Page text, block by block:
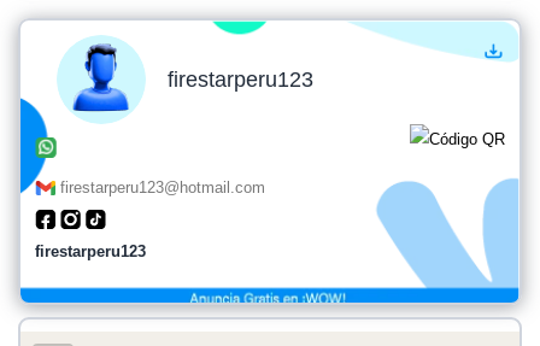
firestarperu123
firestarperu123@hotmail.com
firestarperu123